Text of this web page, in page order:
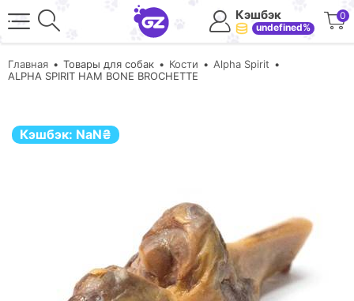
Кэшбэк
undefined%
0
Главная Товары для собак Кости
Alpha Spirit
ALPHA SPIRIT HAM BONE BROCHETTE
Кэшбэк: NaN₴